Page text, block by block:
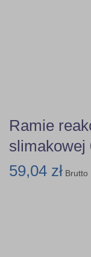
Ramie
slimakowej
59,04 zł Brutto